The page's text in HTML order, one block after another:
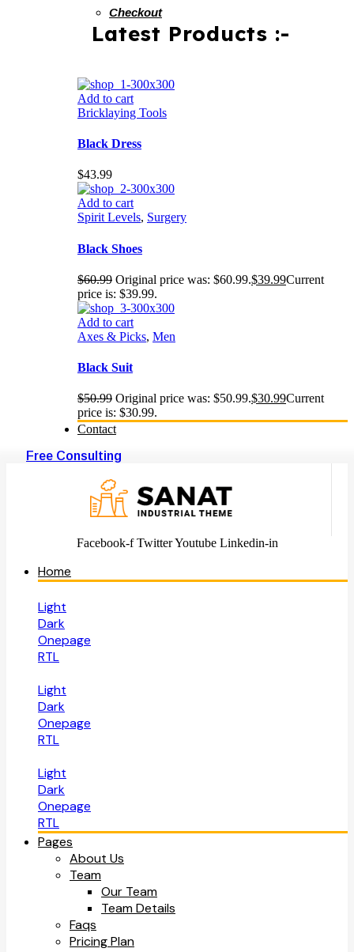
Checkout
Latest Products :-
Add to cart
Bricklaying Tools
Black Dress
$43.99
Add to cart
Spirit Levels, Surgery
Black Shoes
$60.99 Original price was: $60.99.$39.99Current
price is: $39.99.
Add to cart
Axes & Picks, Men
Black Suit
$50.99 Original price was: $50.99.$30.99Current
price is: $30.99.
Contact
Free Consulting
Facebook-f Twitter Youtube Linkedin-in
Home
Light
Dark
Onepage
RTL
Light
Dark
Onepage
RTL
Light
Dark
Onepage
RTL
Pages
About Us
Team
Our Team
Team Details
Faqs
Pricing Plan